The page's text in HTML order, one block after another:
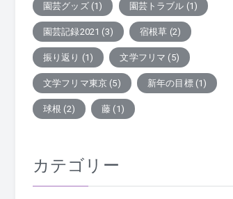
園芸グッズ(1) 園芸トラブル (1)
園芸記録2021 (3) 宿根草 (2)
振り返り (1) 文学フリマ (5)
文学フリマ東京 (5) 新年の目標(1)
球根 (2) 藤 (1)
カテゴリー